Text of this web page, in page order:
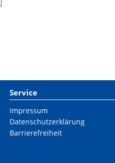
Service
Impressum
Datenschutzerklärung
Barrierefreiheit